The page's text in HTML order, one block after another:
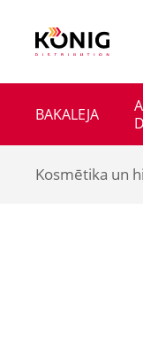
BAKALEJA
Kosmētika un